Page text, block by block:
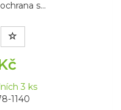
s...
3 ks
1140